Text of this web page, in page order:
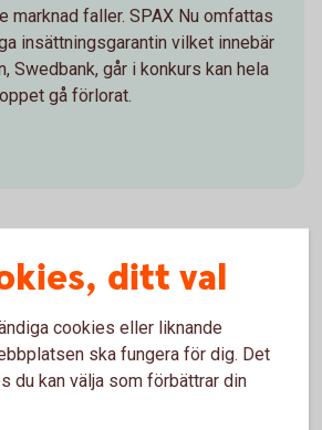
marknad faller. SPAX Nu omfattas
insättningsgarantin vilket innebär
Swedbank, går i konkurs kan hela
gå förlorat.
avkastningen?
SPAX Nu beror bland annat på
på den underliggande marknad
till (till exempel aktier,
samt deltagandegraden.
ditt val
cookies eller liknande
ska fungera för dig. Det
du kan välja som förbättrar din